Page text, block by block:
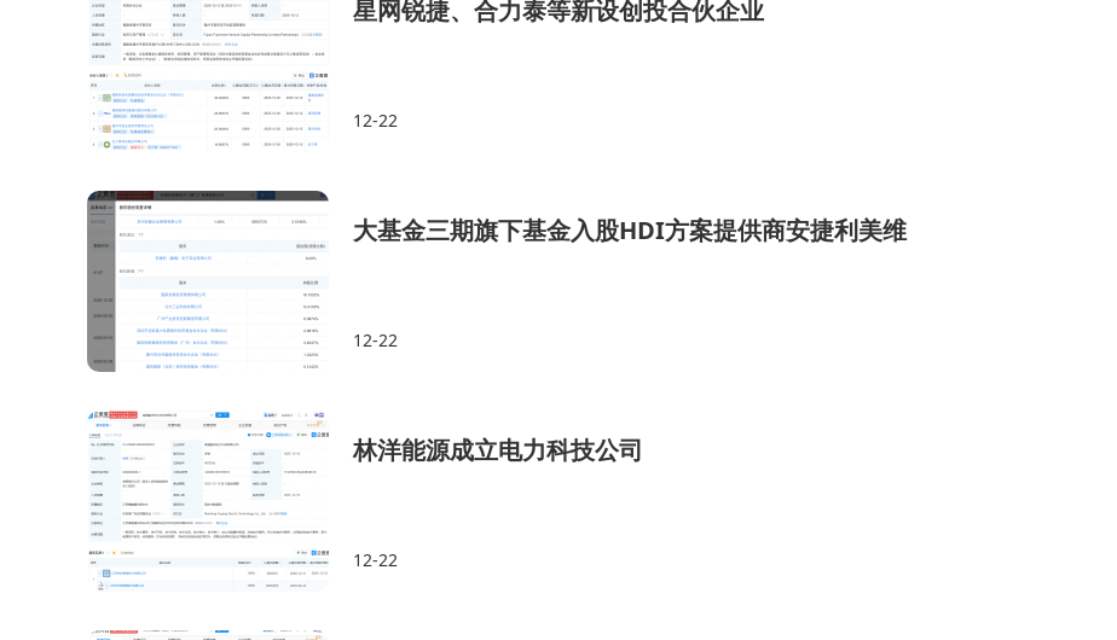
星网锐捷、合力泰等新设创投合伙企业
12-22
大基金三期旗下基金入股HDI方案提供商安捷利美维
12-22
林洋能源成立电力科技公司
12-22